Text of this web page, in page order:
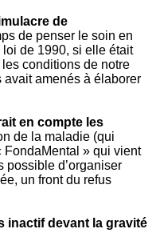
de
de penser le soin en
de 1990, si elle était
conditions de notre
amenés à élaborer
en compte les
de la maladie (qui
FondaMental » qui vient
possible d’organiser
un front du refus
inactif devant la gravité